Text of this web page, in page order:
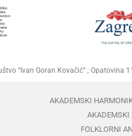
“Ivan Goran Kovačić” ; Opatovina
AKADEMSKI
AKADEMSKI
FOLKLORNI